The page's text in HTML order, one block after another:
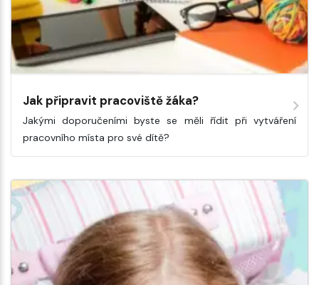
Jak připravit pracoviště žáka?
Jakými doporučeními byste se měli řídit při vytváření
pracovního místa pro své dítě?